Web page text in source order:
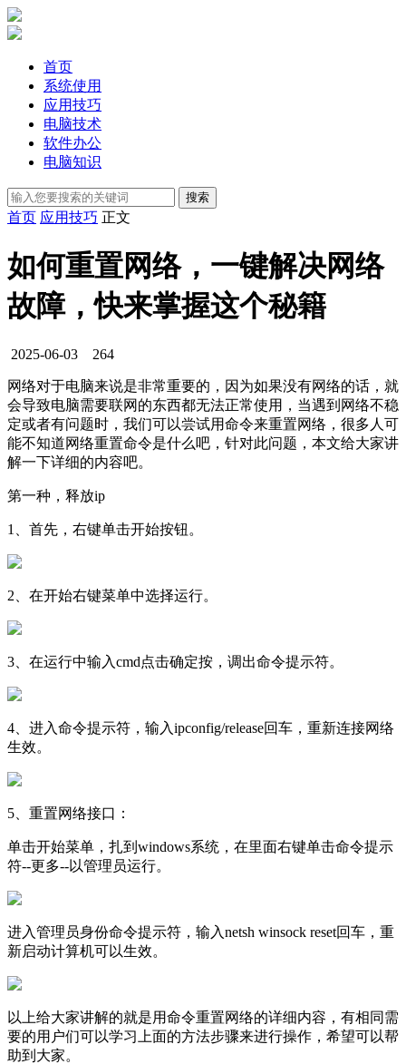
首页
系统使用
应用技巧
电脑技术
软件办公
电脑知识
首页 应用技巧 正文
如何重置网络，一键解决网络
故障，快来掌握这个秘籍
2025-06-03 264
网络对于电脑来说是非常重要的，因为如果没有网络的话，就
会导致电脑需要联网的东西都无法正常使用，当遇到网络不稳
定或者有问题时，我们可以尝试用命令来重置网络，很多人可
能不知道网络重置命令是什么吧，针对此问题，本文给大家讲
解一下详细的内容吧。
第一种，释放ip
1、首先，右键单击开始按钮。
2、在开始右键菜单中选择运行。
3、在运行中输入cmd点击确定按，调出命令提示符。
4、进入命令提示符，输入ipconfig/release回车，重新连接网络
生效。
5、重置网络接口：
单击开始菜单，扎到windows系统，在里面右键单击命令提示
符--更多--以管理员运行。
进入管理员身份命令提示符，输入netsh winsock reset回车，重
新启动计算机可以生效。
以上给大家讲解的就是用命令重置网络的详细内容，有相同需
要的用户们可以学习上面的方法步骤来进行操作，希望可以帮
助到大家。